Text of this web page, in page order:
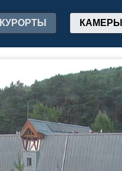
КАМЕРЫ